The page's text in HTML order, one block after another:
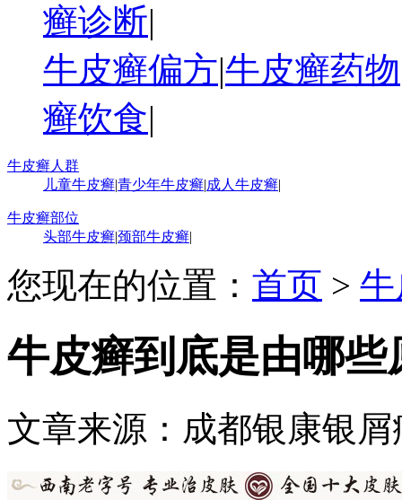
癣诊断|
牛皮癣偏方|牛皮癣药物
癣饮食|
牛皮癣人群
儿童牛皮癣|青少年牛皮癣|成人牛皮癣|
牛皮癣部位
头部牛皮癣|颈部牛皮癣|
您现在的位置： 首页 >
牛皮癣到底是由哪些
文章来源：成都银康银屑